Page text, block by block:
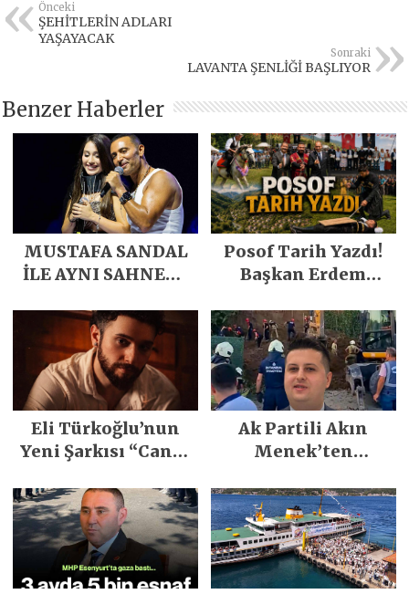
Önceki
ŞEHİTLERİN ADLARI
YAŞAYACAK
Sonraki
LAVANTA ŞENLİĞİ BAŞLIYOR
Benzer Haberler
MUSTAFA SANDAL
İLE AYNI SAHNEDE
Posof Tarih Yazdı!
Başkan Erdem
Emeğiyle Son
Yılların En Büyük
Festivali
Gerçekleşti
Eli Türkoğlu’nun
Yeni Şarkısı “Canın
İlgi Gördü!..
Ak Partili Akın
Menek’ten
heyelan sonrası
kritik uyarı